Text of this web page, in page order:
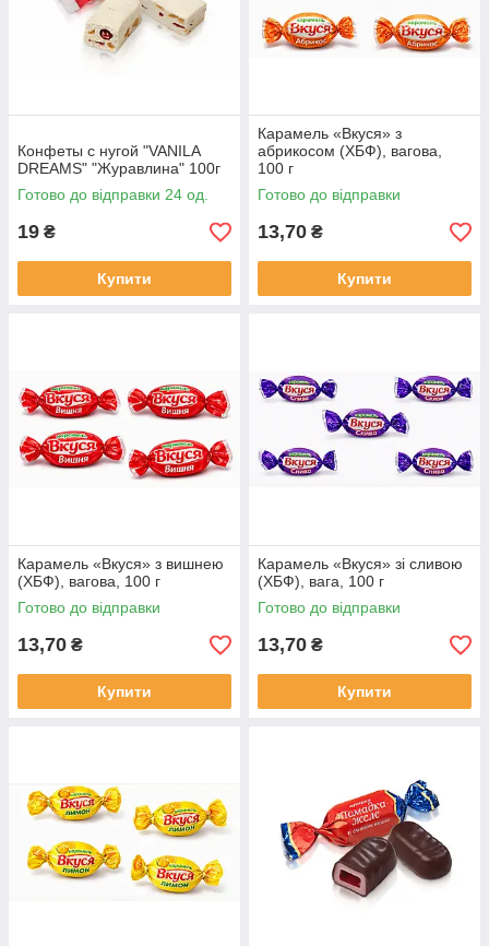
Конфеты с нугой "VANILA
DREAMS" "Журавлина" 100г
Готово до відправки 24 од.
19 ₴
Купити
Карамель «Вкуся» з
абрикосом (ХБФ), вагова,
100 г
Готово до відправки
13,70 ₴
Купити
Карамель «Вкуся» з вишнею
(ХБФ), вагова, 100 г
Готово до відправки
13,70 ₴
Купити
Карамель «Вкуся» зі сливою
(ХБФ), вага, 100 г
Готово до відправки
13,70 ₴
Купити